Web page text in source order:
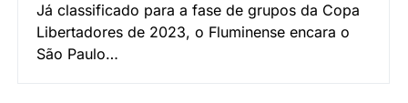
Já classificado para a fase de grupos da Copa
Libertadores de 2023, o Fluminense encara o
São Paulo…